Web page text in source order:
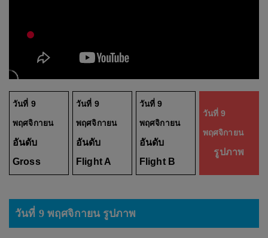
วันที่ 9
พฤศจิกายน
อันดับ
Gross
วันที่ 9
พฤศจิกายน
อันดับ
Flight A
วันที่ 9
พฤศจิกายน
อันดับ
Flight B
วันที่ 9
พฤศจิกายน
รูปภาพ
วันที่ 9 พฤศจิกายน รูปภาพ